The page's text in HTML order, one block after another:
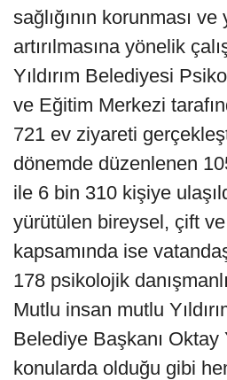
sağlığının korunması
artırılmasına yönelik
Yıldırım Belediyesi
ve Eğitim Merkezi
721 ev ziyareti
dönemde düzenlenen
ile 6 bin 310 kişiye
yürütülen bireysel, çift
kapsamında ise
178 psikolojik
Mutlu insan mutlu
Belediye Başkanı Oktay
konularda olduğu gibi